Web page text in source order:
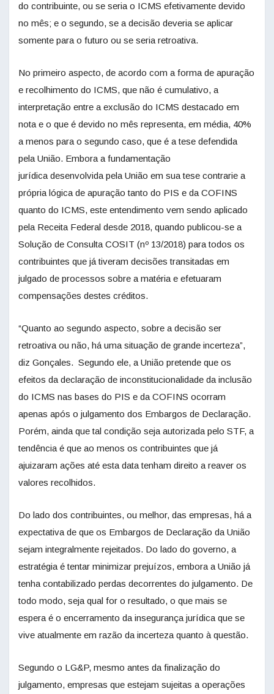
do contribuinte, ou se seria o ICMS efetivamente devido
no mês; e o segundo, se a decisão deveria se aplicar
somente para o futuro ou se seria retroativa.
No primeiro aspecto, de acordo com a forma de apuração
e recolhimento do ICMS, que não é cumulativo, a
interpretação entre a exclusão do ICMS destacado em
nota e o que é devido no mês representa, em média, 40%
a menos para o segundo caso, que é a tese defendida
pela União. Embora a fundamentação
jurídica desenvolvida pela União em sua tese contrarie a
própria lógica de apuração tanto do PIS e da COFINS
quanto do ICMS, este entendimento vem sendo aplicado
pela Receita Federal desde 2018, quando publicou-se a
Solução de Consulta COSIT (nº 13/2018) para todos os
contribuintes que já tiveram decisões transitadas em
julgado de processos sobre a matéria e efetuaram
compensações destes créditos.
“Quanto ao segundo aspecto, sobre a decisão ser
retroativa ou não, há uma situação de grande incerteza”,
diz Gonçales. Segundo ele, a União pretende que os
efeitos da declaração de inconstitucionalidade da inclusão
do ICMS nas bases do PIS e da COFINS ocorram
apenas após o julgamento dos Embargos de Declaração.
Porém, ainda que tal condição seja autorizada pelo STF, a
tendência é que ao menos os contribuintes que já
ajuizaram ações até esta data tenham direito a reaver os
valores recolhidos.
Do lado dos contribuintes, ou melhor, das empresas, há a
expectativa de que os Embargos de Declaração da União
sejam integralmente rejeitados. Do lado do governo, a
estratégia é tentar minimizar prejuízos, embora a União já
tenha contabilizado perdas decorrentes do julgamento. De
todo modo, seja qual for o resultado, o que mais se
espera é o encerramento da insegurança jurídica que se
vive atualmente em razão da incerteza quanto à questão.
Segundo o LG&P, mesmo antes da finalização do
julgamento, empresas que estejam sujeitas a operações